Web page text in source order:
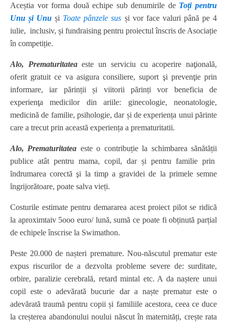
Aceștia vor forma două echipe sub denumirile de Toți pentru
Unu și Unu și Toate pânzele sus și vor face valuri până pe 4
iulie, inclusiv, și fundraising pentru proiectul înscris de Asociație
în competiție.
Alo, Prematuritateaeste un serviciu cu acoperire naţională,
oferit gratuit ce va asigura consiliere, suport şi prevenţie prin
informare, iar părinții și viitorii părinți vor beneficia de
experienţa medicilor din ariile: ginecologie, neonatologie,
medicină de familie, psihologie, dar și de experiența unui părinte
care a trecut prin această experiența a prematuritatii.
Alo, Prematuritatea este o contribuție la schimbarea sănătății
publice atât pentru mama, copil, dar și pentru familie prin
ȋndrumarea corectă şi la timp a gravidei de la primele semne
ȋngrijorătoare, poate salva vieți.
Costurile estimate pentru demararea acest proiect pilot se ridică
la aproximtaiv 5ooo euro/ lună, sumă ce poate fi obținută parțial
de echipele înscrise la Swimathon.
Peste 20.000 de nașteri premature. Nou-născutul prematur este
expus riscurilor de a dezvolta probleme severe de: surditate,
orbire, paralizie cerebrală, retard mintal etc. A da naștere unui
copil este o adevărată bucurie dar a naște prematur este o
adevărată traumă pentru copii și familiile acestora, ceea ce duce
la creșterea abandonului noului născut în maternități, crește rata